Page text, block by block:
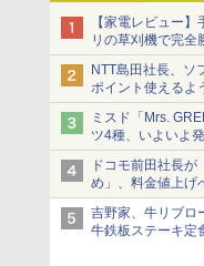
【家電レビュー
リの草刈機で完
NTT島田社長、ソ
ポイント使えるよ
ミスド「Mrs.
ツ4種、いよいよ発
ドコモ前田社長
め」、料金値上げ
吉野家、牛リブロ
牛鉄板ステーキ定